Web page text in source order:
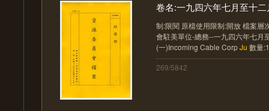
卷名:一九四六年七月至十二
制:限閱 原檔使用限制:開放 檔案層
會駐美單位-總務--一九四六年七月
(一)Incoming Cable CorpJu 數量
269/5842